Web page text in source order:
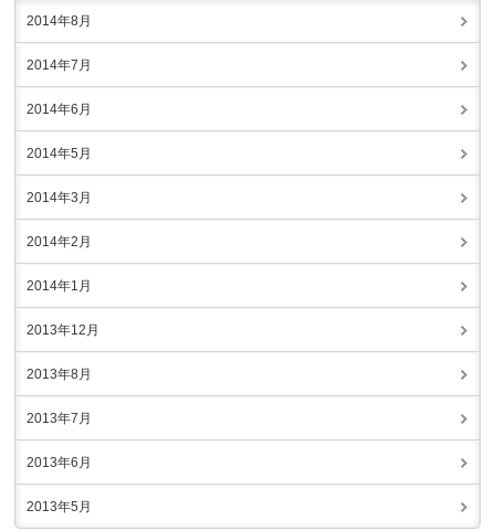
2014年8月
2014年7月
2014年6月
2014年5月
2014年3月
2014年2月
2014年1月
2013年12月
2013年8月
2013年7月
2013年6月
2013年5月